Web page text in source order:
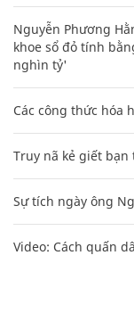
Nguyễn Phương
khoe sổ đỏ tính
nghìn tỷ'
Các công thức hóa
Truy nã kẻ giết
Sự tích ngày ông
Video: Cách quấn